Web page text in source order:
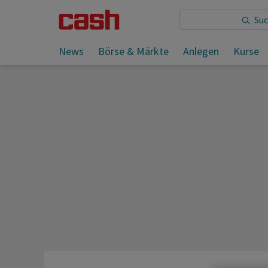
News Börse & Märkte Anlegen Kurse
Sie lesen: